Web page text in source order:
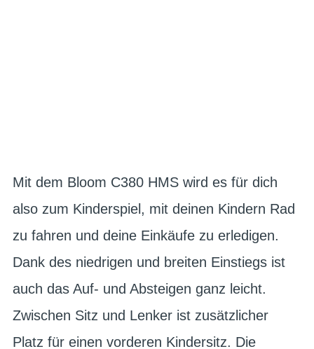
Mit dem Bloom C380 HMS wird es für dich
also zum Kinderspiel, mit deinen Kindern Rad
zu fahren und deine Einkäufe zu erledigen.
Dank des niedrigen und breiten Einstiegs ist
auch das Auf- und Absteigen ganz leicht.
Zwischen Sitz und Lenker ist zusätzlicher
Platz für einen vorderen Kindersitz. Die